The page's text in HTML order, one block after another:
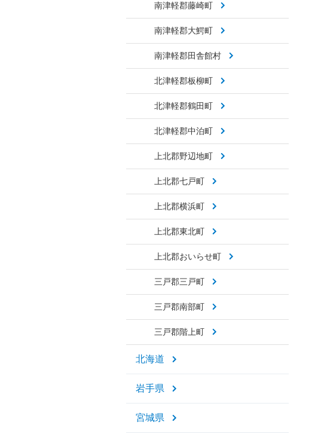
南津軽郡藤崎町
南津軽郡大鰐町
南津軽郡田舎館村
北津軽郡板柳町
北津軽郡鶴田町
北津軽郡中泊町
上北郡野辺地町
上北郡七戸町
上北郡横浜町
上北郡東北町
上北郡おいらせ町
三戸郡三戸町
三戸郡南部町
三戸郡階上町
北海道
岩手県
宮城県